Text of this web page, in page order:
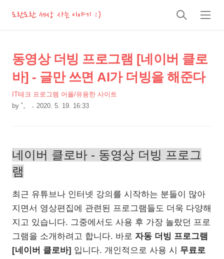
도란도란 세상 사는 이야기 :)
검
메
상
세
컨
텐
츠
본
문
제
목
동영상 더빙 프로그램 [네이버 클로
바] - 글만 쓰면 AI가 더빙을 해준다
IT테크 프로그램 어플/유용한 사이트
by ˚。 2020. 5. 19. 16:33
네이버 클로바 - 동영상 더빙 프로그
램
최근 유튜브나 인터넷 강의를 시작하는 분들이 많아
지면서 영상편집에 관련된 프로그램들도 더욱 다양해
지고 있습니다. 그중에서도 사용 후 가장 놀랐던 프로
그램을 소개하려고 합니다. 바로 자동 더빙 프로그램
[네이버 클로바] 입니다. 개인적으로 사용 시 무료로